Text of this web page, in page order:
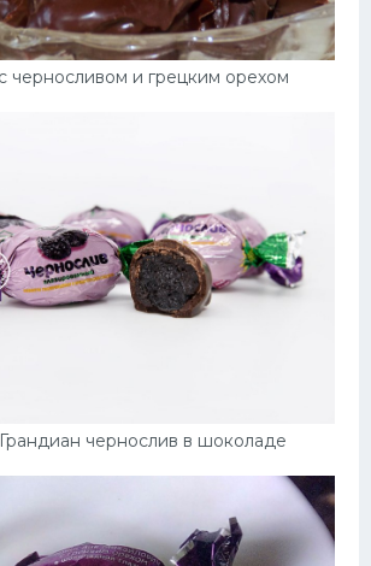
черносливом и грецким орехом
чернослив в шоколаде